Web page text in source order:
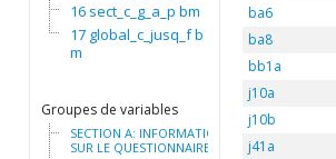
16 sect_c_g_a_p bm
17 global_c_jusq_f b
m
Groupes de variables
SECTION A: INFORMATION
SUR LE QUESTIONNAIRE
ba6
ba8
bb1a
j10a
j10b
j41a